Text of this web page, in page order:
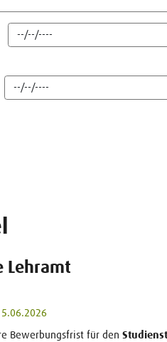
Lehramt
Bewerbungsfrist für den